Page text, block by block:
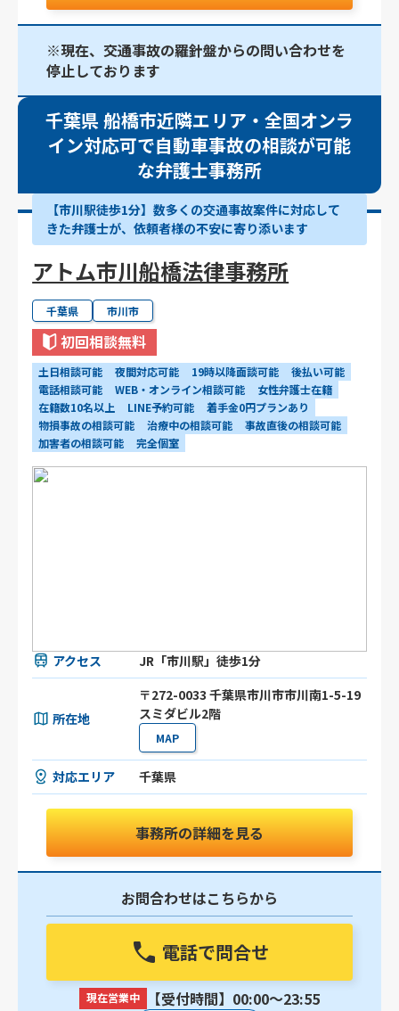
※現在、交通事故の羅針盤からの問い合わせを
停止しております
千葉県 船橋市近隣エリア・全国オンラ
イン対応可で自動車事故の相談が可能
な弁護士事務所
【市川駅徒歩1分】数多くの交通事故案件に対応して
きた弁護士が、依頼者様の不安に寄り添います
アトム市川船橋法律事務所
千葉県 市川市
初回相談無料
土日相談可能 夜間対応可能 19時以降面談可能
後払い可能
電話相談可能
WEB・オンライン相談可能
女性弁護士在籍
在籍数10名以上
LINE予約可能
着手金0円プランあり
物損事故の相談可能
治療中の相談可能
事故直後の相談可能
加害者の相談可能
完全個室
アクセス JR「市川駅」徒歩1分
所在地
〒272-0033 千葉県市川市市川南1-5-19
スミダビル2階
MAP
対応エリア 千葉県
事務所の詳細を見る
お問合わせはこちらから
電話で問合せ
現在営業中 【受付時間】00:00〜23:55